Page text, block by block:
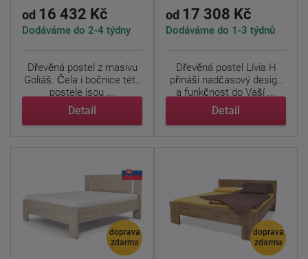
od 16 432 Kč
Dodáváme do 2-4 týdny
Dřevěná postel z masivu
Goliáš. Čela i bočnice této
postele jsou ...
Detail
od 17 308 Kč
Dodáváme do 1-3 týdnů
Dřevěná postel Lívia H
přináší nadčasový design
a funkčnost do Vaší ...
Detail
doprava
zdarma
doprava
zdarma